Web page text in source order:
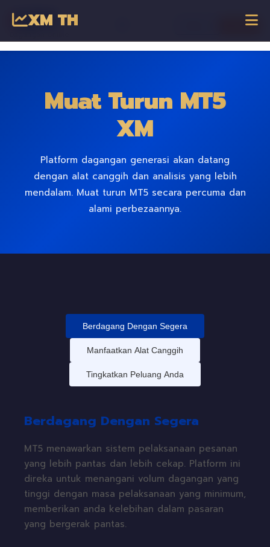
XM TH เริ่มเทรด
Muat Turun MT5
XM
Platform dagangan generasi akan datang
dengan alat canggih dan analisis yang lebih
mendalam. Muat turun MT5 secara percuma dan
alami perbezaannya.
Berdagang Dengan Segera
Manfaatkan Alat Canggih
Tingkatkan Peluang Anda
Berdagang Dengan Segera
MT5 menawarkan sistem pelaksanaan pesanan
yang lebih pantas dan lebih cekap. Platform ini
direka untuk menangani volum dagangan yang
tinggi dengan masa pelaksanaan yang minimum,
memberikan anda kelebihan dalam pasaran
yang bergerak pantas.